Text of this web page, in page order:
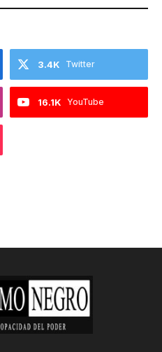
Twitter
3.4K
YouTube
16.1K